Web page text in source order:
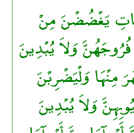
يَغْضُضْنَ مِنْ
وَلاَ يُبْدِينَ
مِنْهَا وَلْيَضْرِبْنَ
وَلاَ يُبْدِينَ